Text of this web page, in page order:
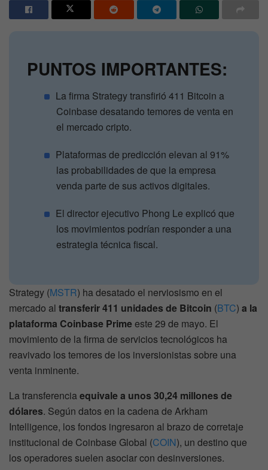
PUNTOS IMPORTANTES:
La firma Strategy transfirió 411 Bitcoin a
Coinbase desatando temores de venta en
el mercado cripto.
Plataformas de predicción elevan al 91%
las probabilidades de que la empresa
venda parte de sus activos digitales.
El director ejecutivo Phong Le explicó que
los movimientos podrían responder a una
estrategia técnica fiscal.
Strategy (MSTR) ha desatado el nerviosismo en el
mercado al transferir 411 unidades de Bitcoin (BTC) a la
plataforma Coinbase Primeeste 29 de mayo. El
movimiento de la firma de servicios tecnológicos ha
reavivado los temores de los inversionistas sobre una
venta inminente.
La transferenciaequivale a unos 30,24 millones de
dólares. Según datos en la cadena de Arkham
Intelligence, los fondos ingresaron al brazo de corretaje
institucional de Coinbase Global (COIN), un destino que
los operadores suelen asociar con desinversiones.